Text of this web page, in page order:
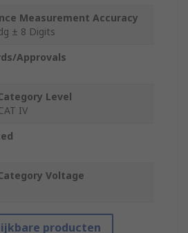
Measurement Accuracy
± 8 Digits
Approvals
Level
IV
Voltage
producten